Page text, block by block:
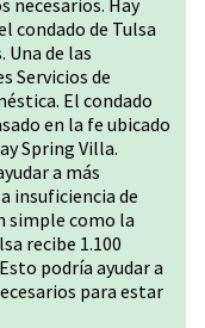
necesarios. Hay
condado de Tulsa
de las
Servicios de
El condado
en la fe ubicado
Spring Villa.
a más
insuficiencia de
simple como la
recibe 1.100
podría ayudar a
para estar